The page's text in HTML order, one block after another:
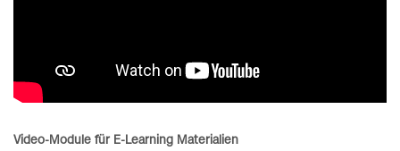
Video-Module für E-Learning Materialien